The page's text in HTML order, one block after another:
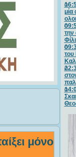
μόνο
μία
την